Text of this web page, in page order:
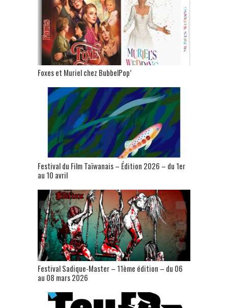
Foxes et Muriel chez BubbelPop’
Festival du Film Taïwanais – Édition 2026 – du 1er
au 10 avril
Festival Sadique-Master – 11ème édition – du 06
au 08 mars 2026